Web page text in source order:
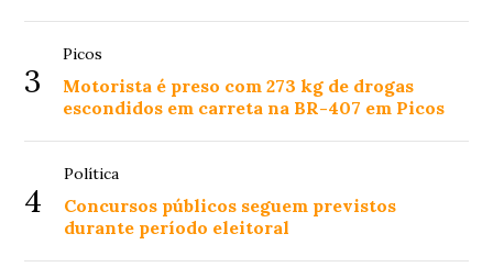
3
Picos
Motorista é preso com 273 kg de drogas
escondidos em carreta na BR-407 em Picos
4
Política
Concursos públicos seguem previstos
durante período eleitoral